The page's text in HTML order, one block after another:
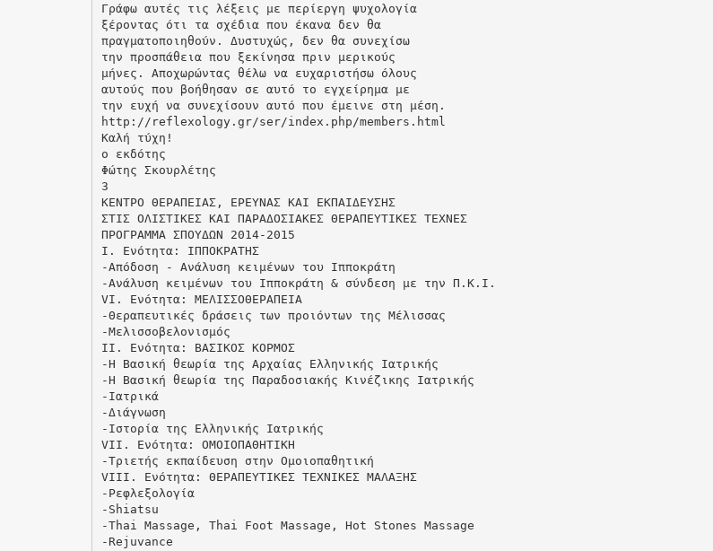
Γράφω αυτές τις λέξεις με περίεργη ψυχολογία
ξέροντας ότι τα σχέδια που έκανα δεν θα
πραγματοποιηθούν. Δυστυχώς, δεν θα συνεχίσω
την προσπάθεια που ξεκίνησα πριν μερικούς
μήνες. Αποχωρώντας θέλω να ευχαριστήσω όλους
αυτούς που βοήθησαν σε αυτό το εγχείρημα με
την ευχή να συνεχίσουν αυτό που έμεινε στη μέση.
http://reflexology.gr/ser/index.php/members.html
Καλή τύχη!
ο εκδότης
Φώτης Σκουρλέτης
3
ΚΕΝΤΡΟ ΘΕΡΑΠΕΙΑΣ, ΕΡΕΥΝΑΣ ΚΑΙ ΕΚΠΑΙΔΕΥΣΗΣ
ΣΤΙΣ ΟΛΙΣΤΙΚΕΣ ΚΑΙ ΠΑΡΑΔΟΣΙΑΚΕΣ ΘΕΡΑΠΕΥΤΙΚΕΣ ΤΕΧΝΕΣ
ΠΡΟΓΡΑΜΜΑ ΣΠΟΥΔΩΝ 2014-2015
Ι. Ενότητα: ΙΠΠΟΚΡΑΤΗΣ
-Απόδοση - Ανάλυση κειμένων του Ιπποκράτη
-Ανάλυση κειμένων του Ιπποκράτη & σύνδεση με την Π.Κ.Ι.
VΙ. Ενότητα: ΜΕΛΙΣΣΟΘΕΡΑΠΕΙΑ
-Θεραπευτικές δράσεις των προιόντων της Μέλισσας
-Μελισσοβελονισμός
ΙΙ. Ενότητα: ΒΑΣΙΚΟΣ ΚΟΡΜΟΣ
-Η Βασική θεωρία της Αρχαίας Ελληνικής Ιατρικής
-Η Βασική θεωρία της Παραδοσιακής Κινέζικης Ιατρικής
-Ιατρικά
-Διάγνωση
-Ιστορία της Ελληνικής Ιατρικής
VΙΙ. Ενότητα: ΟΜΟΙΟΠΑΘΗΤΙΚΗ
-Tριετής εκπαίδευση στην Ομοιοπαθητική
VΙΙΙ. Ενότητα: ΘΕΡΑΠΕΥΤΙΚΕΣ ΤΕΧΝΙΚΕΣ ΜΑΛΑΞΗΣ
-Ρεφλεξολογία
-Shiatsu
-Thai Massage, Thai Foot Massage, Hot Stones Massage
-Rejuvance